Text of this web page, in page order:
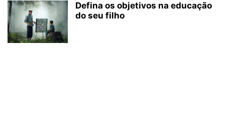
Defina os objetivos na educação
do seu filho